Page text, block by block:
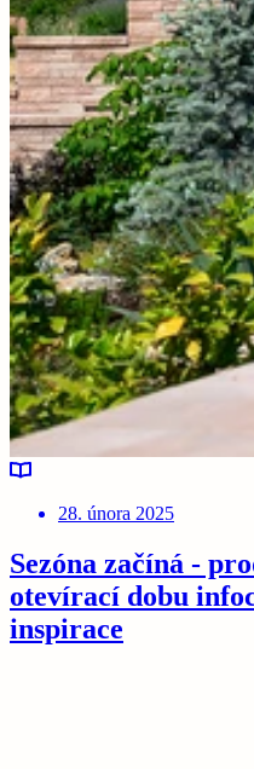
28. února 2025
Sezóna začíná -
otevírací dobu
inspirace